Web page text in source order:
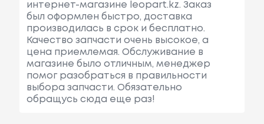
интернет-магазине leopart.kz. Заказ
был оформлен быстро, доставка
производилась в срок и бесплатно.
Качество запчасти очень высокое, а
цена приемлемая. Обслуживание в
магазине было отличным, менеджер
помог разобраться в правильности
выбора запчасти. Обязательно
обращусь сюда еще раз!